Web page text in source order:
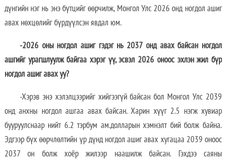
дүнгийн нэг нь энэ бүтцийг өөрчилж, Монгол Улс 2026 онд ногдол ашиг
авах нөхцөлийг бүрдүүлсэн явдал юм.
-2026 оны ногдол ашиг гэдэг нь 2037 онд авах байсан ногдол
ашгийг урагшлуулж байгаа хэрэг үү, эсвэл 2026 оноос эхлэн жил бүр
ногдол ашиг авах уу?
-Хэрэв энэ хэлэлцээрийг хийгээгүй байсан бол Монгол Улс 2039
онд анхны ногдол ашгаа авах байсан. Харин хүүг 2.5 нэгж хувиар
бууруулснаар нийт 6.2 тэрбум ам.долларын хэмнэлт бий болж байна.
Эдгээр бүх өөрчлөлтийн үр дүнд ногдол ашиг авах хугацаа 2039 оноос
2037 он болж хоёр жилээр наашилж байсан. Гэхдээ саяны